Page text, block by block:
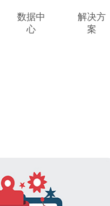
数据中
心
解决方
案